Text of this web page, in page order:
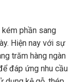
phần sang
Hiện nay với sự
trăm hàng ngàn
đáp ứng nhu cầu